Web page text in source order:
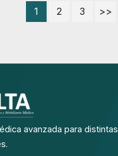
1 2 3 >>
avanzada para distintas